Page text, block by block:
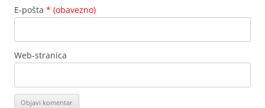
E-pošta * (obavezno)
Web-stranica